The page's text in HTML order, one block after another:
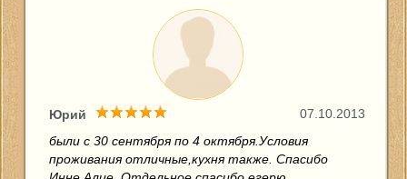
07.10.2013
Юрий
были с 30 сентября по 4 октября.Условия
проживания отличные,кухня также. Спасибо